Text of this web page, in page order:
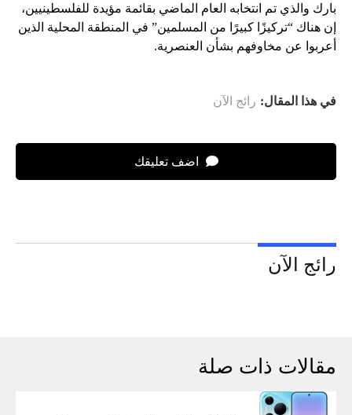
بارك والذي تم انتخابه العام الماضي بقائمة مؤيدة للفلسطينيين،
إن هناك “تركيزًا كبيرًا من المسلمين” في المنطقة المحلية الذين
أعربوا عن مخاوفهم بشأن العنصرية.
في هذا المقال: رائج الآن
اضف تعليقك
رائج الآن
مقالات ذات صلة